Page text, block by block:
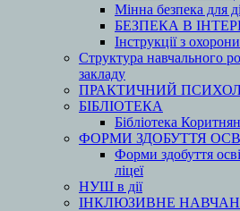
Мінна безпека для
БЕЗПЕКА В
Інструкції з
Структура навчального
закладу
ПРАКТИЧНИЙ
БІБЛІОТЕКА
Бібліотека
ФОРМИ ЗДОБУТТЯ
Форми здобуття
ліцеї
НУШ в дії
ІНКЛЮЗИВНЕ